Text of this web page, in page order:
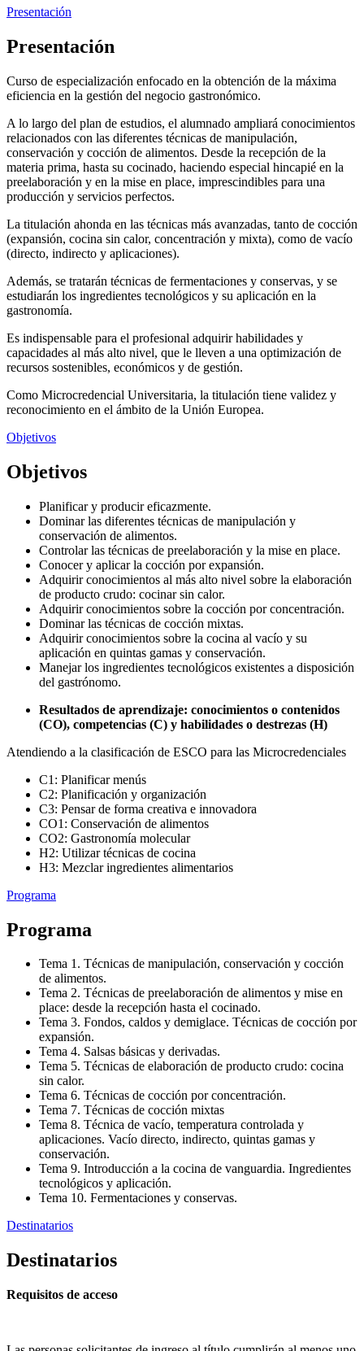
Presentación
Presentación
Curso de especialización enfocado en la obtención de la máxima
eficiencia en la gestión del negocio gastronómico.
A lo largo del plan de estudios, el alumnado ampliará conocimientos
relacionados con las diferentes técnicas de manipulación,
conservación y cocción de alimentos. Desde la recepción de la
materia prima, hasta su cocinado, haciendo especial hincapié en la
preelaboración y en la mise en place, imprescindibles para una
producción y servicios perfectos.
La titulación ahonda en las técnicas más avanzadas, tanto de cocción
(expansión, cocina sin calor, concentración y mixta), como de vacío
(directo, indirecto y aplicaciones).
Además, se tratarán técnicas de fermentaciones y conservas, y se
estudiarán los ingredientes tecnológicos y su aplicación en la
gastronomía.
Es indispensable para el profesional adquirir habilidades y
capacidades al más alto nivel, que le lleven a una optimización de
recursos sostenibles, económicos y de gestión.
Como Microcredencial Universitaria, la titulación tiene validez y
reconocimiento en el ámbito de la Unión Europea.
Objetivos
Objetivos
Planificar y producir eficazmente.
Dominar las diferentes técnicas de manipulación y
conservación de alimentos.
Controlar las técnicas de preelaboración y la mise en place.
Conocer y aplicar la cocción por expansión.
Adquirir conocimientos al más alto nivel sobre la elaboración
de producto crudo: cocinar sin calor.
Adquirir conocimientos sobre la cocción por concentración.
Dominar las técnicas de cocción mixtas.
Adquirir conocimientos sobre la cocina al vacío y su
aplicación en quintas gamas y conservación.
Manejar los ingredientes tecnológicos existentes a disposición
del gastrónomo.
Resultados de aprendizaje: conocimientos o contenidos
(CO), competencias (C) y habilidades o destrezas (H)
Atendiendo a la clasificación de ESCO para las Microcredenciales
C1: Planificar menús
C2: Planificación y organización
C3: Pensar de forma creativa e innovadora
CO1: Conservación de alimentos
CO2: Gastronomía molecular
H2: Utilizar técnicas de cocina
H3: Mezclar ingredientes alimentarios
Programa
Programa
Tema 1. Técnicas de manipulación, conservación y cocción
de alimentos.
Tema 2. Técnicas de preelaboración de alimentos y mise en
place: desde la recepción hasta el cocinado.
Tema 3. Fondos, caldos y demiglace. Técnicas de cocción por
expansión.
Tema 4. Salsas básicas y derivadas.
Tema 5. Técnicas de elaboración de producto crudo: cocina
sin calor.
Tema 6. Técnicas de cocción por concentración.
Tema 7. Técnicas de cocción mixtas
Tema 8. Técnica de vacío, temperatura controlada y
aplicaciones. Vacío directo, indirecto, quintas gamas y
conservación.
Tema 9. Introducción a la cocina de vanguardia. Ingredientes
tecnológicos y aplicación.
Tema 10. Fermentaciones y conservas.
Destinatarios
Destinatarios
Requisitos de acceso